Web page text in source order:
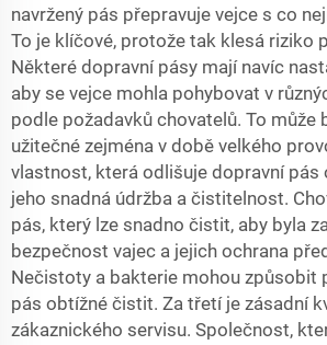
navržený pás přepravuje vejce s co
To je klíčové, protože tak klesá riziko
Některé dopravní pásy mají navíc
aby se vejce mohla pohybovat v
podle požadavků chovatelů. To může
užitečné zejména v době velkého
vlastnost, která odlišuje dopravní pás
jeho snadná údržba a čistitelnost.
pás, který lze snadno čistit, aby byla
bezpečnost vajec a jejich ochrana
Nečistoty a bakterie mohou způsobit
pás obtížné čistit. Za třetí je zásadní
zákaznického servisu. Společnost,